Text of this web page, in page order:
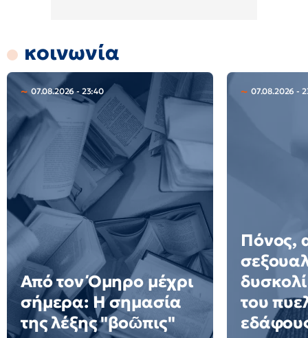
κοινωνία
07.08.2026 - 23:40
Από τον Όμηρο μέχρι
σήμερα: Η σημασία
της λέξης "βοῶπις"
07.08.2026 -
Πόνος,
του